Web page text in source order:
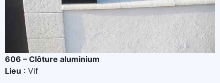
606 – Clôture aluminium
Lieu : Vif